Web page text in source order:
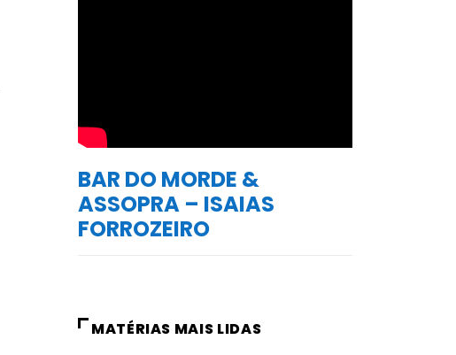
BAR DO MORDE &
ASSOPRA – ISAIAS
FORROZEIRO
MATÉRIAS MAIS LIDAS